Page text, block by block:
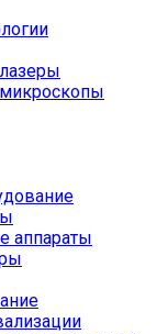
аппараты